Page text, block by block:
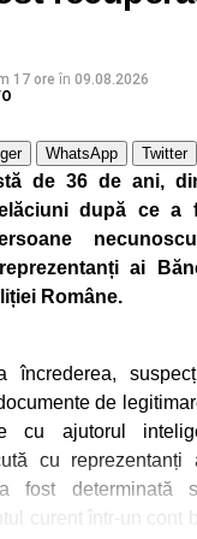
ora 23.36:
că ursoaica și
Pentru a
au folosit
în scop
s-a
populația, echipajul
în pericol”,a mai
cugirinfo.ro ca
preferată pe
Cugir
17 ore în 09.08.2026
WhatsApp Twitter
de 36 de ani,
după ce a
ai
Române.
încrederea,
de
cu ajutorul
cu reprezentanți
fost determinată
curent într-un cont